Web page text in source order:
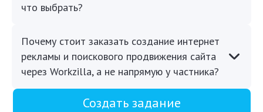
что выбрать?
Почему стоит заказать создание интернет
рекламы и поискового продвижения сайта
через Workzilla, а не напрямую у частника?
Создать задание